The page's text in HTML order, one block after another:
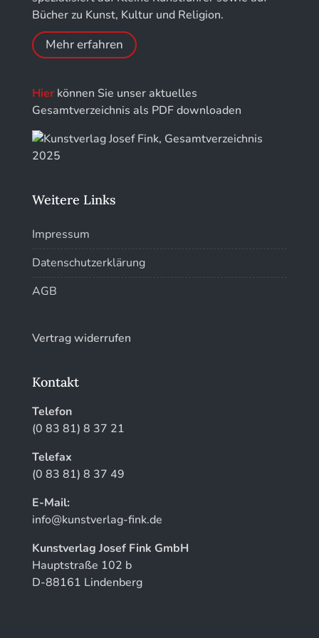
Kunstführer R
Kunstführer Sch
Kunstführer St
Bücher zu Kunst, Kultur und Religion.
Mehr erfahren
Hierkönnen Sie unser aktuelles
Gesamtverzeichnis als PDF downloaden
Weitere Links
Impressum
Datenschutzerklärung
AGB
Vertrag widerrufen
Kontakt
Telefon
(0 83 81) 8 37 21
Telefax
(0 83 81) 8 37 49
E-Mail:
info@kunstverlag-fink.de
Kunstverlag Josef Fink GmbH
Hauptstraße 102 b
D-88161 Lindenberg